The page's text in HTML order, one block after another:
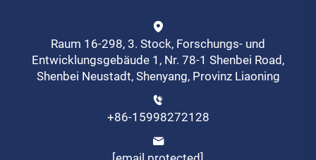
Raum 16-298, 3. Stock, Forschungs- und
Entwicklungsgebäude 1, Nr. 78-1 Shenbei Road,
Shenbei Neustadt, Shenyang, Provinz Liaoning
+86-15998272128